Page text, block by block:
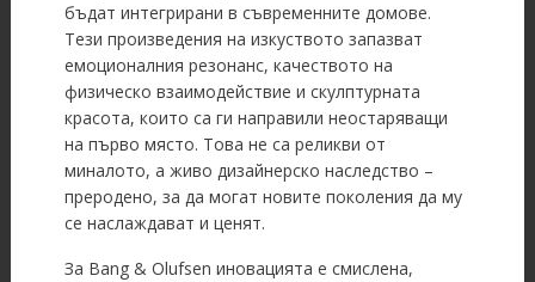
бъдат интегрирани в съвременните домове.
Тези произведения на изкуството запазват
емоционалния резонанс, качеството на
физическо взаимодействие и скулптурната
красота, които са ги направили неостаряващи
на първо място. Това не са реликви от
миналото, а живо дизайнерско наследство –
преродено, за да могат новите поколения да му
се наслаждават и ценят.
За Bang & Olufsen иновацията е смислена,